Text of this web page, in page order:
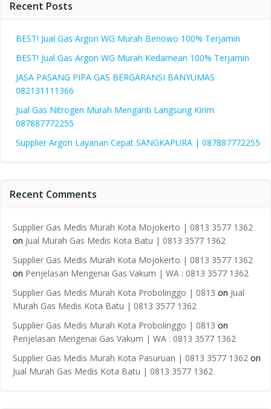
Recent Posts
BEST! Jual Gas Argon WG Murah Benowo 100% Terjamin
BEST! Jual Gas Argon WG Murah Kedamean 100% Terjamin
JASA PASANG PIPA GAS BERGARANSI BANYUMAS
082131111366
Jual Gas Nitrogen Murah Menganti Langsung Kirim
087887772255
Supplier Argon Layanan Cepat SANGKAPURA | 087887772255
Recent Comments
Supplier Gas Medis Murah Kota Mojokerto | 0813 3577 1362
on Jual Murah Gas Medis Kota Batu | 0813 3577 1362
Supplier Gas Medis Murah Kota Mojokerto | 0813 3577 1362
on Penjelasan Mengenai Gas Vakum | WA : 0813 3577 1362
Supplier Gas Medis Murah Kota Probolinggo | 0813 on Jual
Murah Gas Medis Kota Batu | 0813 3577 1362
Supplier Gas Medis Murah Kota Probolinggo | 0813 on
Penjelasan Mengenai Gas Vakum | WA : 0813 3577 1362
Supplier Gas Medis Murah Kota Pasuruan | 0813 3577 1362 on
Jual Murah Gas Medis Kota Batu | 0813 3577 1362